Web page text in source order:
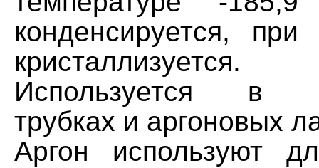
конденсируется,
кристаллизуется.
Используется в
трубках и аргоновых
Аргон используют